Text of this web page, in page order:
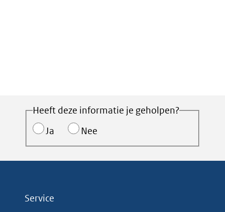
Heeft deze informatie je geholpen?
Ja
Nee
Service